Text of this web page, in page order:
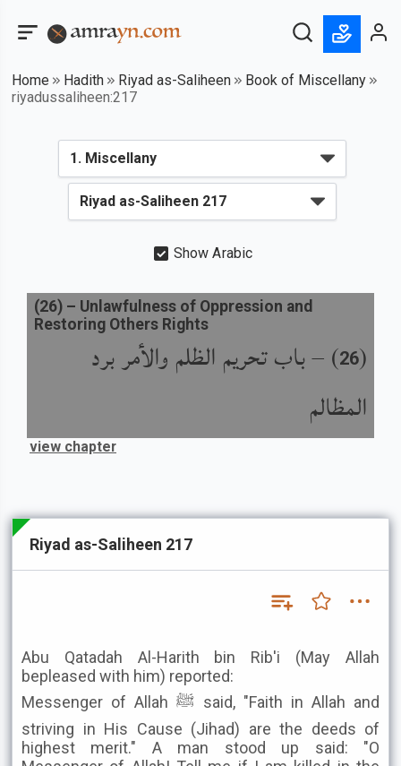
Home Hadith Riyad as-Saliheen
Book of Miscellany
riyadussaliheen:217
Show Arabic
(
26
) –باب تحريم الظلم والأمر برد
المظالم
(26) – Unlawfulness of Oppression and
Restoring Others Rights
view chapter
Riyad as-Saliheen 217
Abu Qatadah Al-Harith bin Rib'i (May Allah
bepleased with him) reported:
Messenger of Allah ﷺ said, "Faith in Allah and
striving in His Cause (Jihad) are the deeds of
highest merit." A man stood up said: "O